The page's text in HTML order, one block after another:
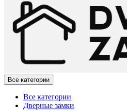
Все категории
Все категории
Дверные замки